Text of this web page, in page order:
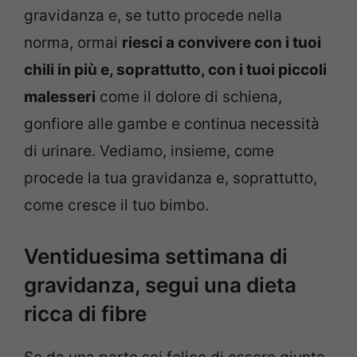
gravidanza e, se tutto procede nella
norma, ormai riesci a convivere con i tuoi
chili in più e, soprattutto, con i tuoi piccoli
malesseri come il dolore di schiena,
gonfiore alle gambe e continua necessità
di urinare. Vediamo, insieme, come
procede la tua gravidanza e, soprattutto,
come cresce il tuo bimbo.
Ventiduesima settimana di
gravidanza, segui una dieta
ricca di fibre